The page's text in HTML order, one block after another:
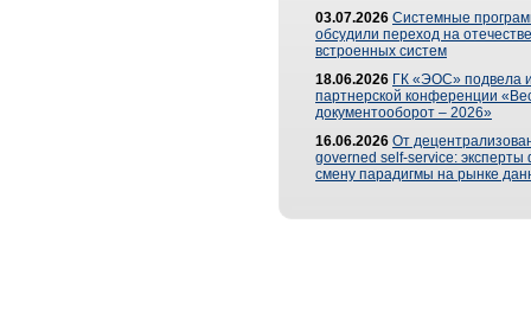
03.07.2026 Системные
обсудили переход на
встроенных систем
18.06.2026 ГК «ЭОС» подвела
партнерской конференции
документооборот – 2026»
16.06.2026 От
governed self-service: эксперты
смену парадигмы на рынке